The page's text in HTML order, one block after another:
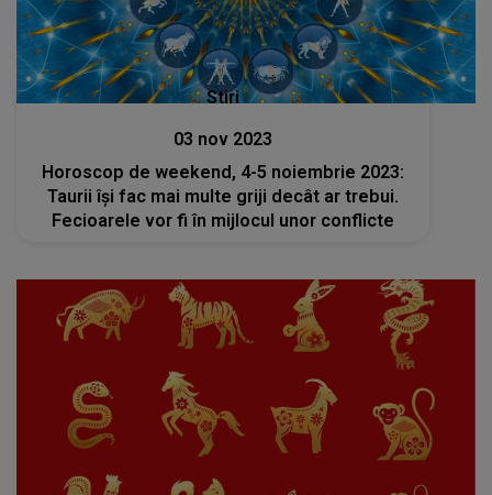
Stiri
03 nov 2023
Horoscop de weekend, 4-5 noiembrie 2023:
Taurii își fac mai multe griji decât ar trebui.
Fecioarele vor fi în mijlocul unor conflicte